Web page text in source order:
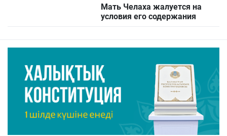
Мать Челаха жалуется на
условия его содержания